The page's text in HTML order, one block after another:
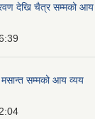
देखि चैत्र सम्मको आय
सम्मको आय व्यय